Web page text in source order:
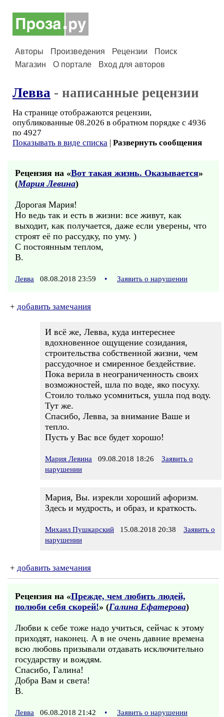
Авторы Произведения Рецензии
Поиск
Магазин
О портале Вход для авторов
Левва - написанные рецензии
На странице отображаются рецензии,
опубликованные 08.2026 в обратном порядке с 4936
по 4927
Показывать в виде списка | Развернуть сообщения
Рецензия на «Вот такая жизнь. Оказывается»
(Мария Левина)
Дорогая Мария!
Но ведь так и есть в жизни: все живут, как
выходит, как получается, даже если уверены, что
строят её по рассудку, по уму. )
С постоянным теплом,
В.
Левва 08.08.2018 23:59 • Заявить о нарушении
+ добавить замечания
И всё же, Левва, куда интереснее
вдохновенное ощущение созидания,
строительства собственной жизни, чем
рассудочное и смиренное бездействие.
Пока верила в неограниченность своих
возможностей, шла по воде, яко посуху.
Стоило только усомниться, ушла под воду.
Тут же.
Спасибо, Левва, за внимание Ваше и
тепло.
Пусть у Вас все будет хорошо!
Мария Левина 09.08.2018 18:26
Заявить о
нарушении
Мария, Вы. изрекли хороший афоризм.
Здесь и мудрость, и образ, и краткость.
Михаил Пушкарский 15.08.2018 20:38
Заявить о
нарушении
+ добавить замечания
Рецензия на «Прежде, чем любить людей,
полюби себя скорей!» (Галина Ефатерова)
Любви к себе тоже надо учиться, сейчас к этому
приходят, наконец. А в не очень давние времена
всю любовь призывали отдавать исключительно
государству и вождям.
Спасибо, Галина!
Добра Вам и света!
В.
Левва 06.08.2018 21:42 • Заявить о нарушении